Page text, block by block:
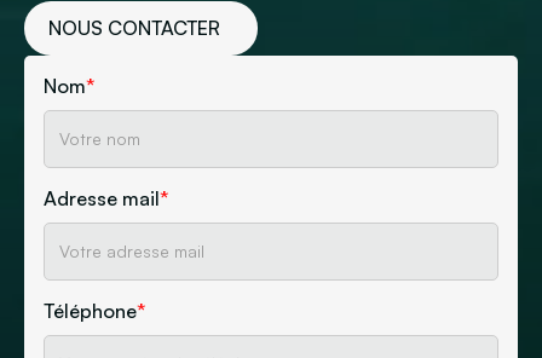
NOUS CONTACTER
Nom*
Adresse mail*
Téléphone*